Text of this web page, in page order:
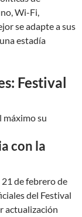
Wi-Fi,
se adapte a sus
estadía
Festival
máximo su
con la
de febrero de
del Festival
actualización